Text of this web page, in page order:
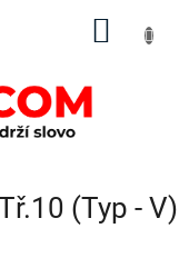
(Typ - V)